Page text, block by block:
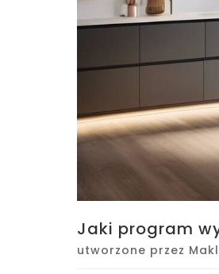
Jaki program
utworzone przez